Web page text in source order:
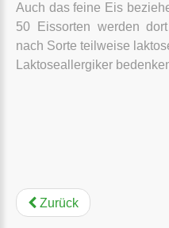
Auch das feine Eis
50 Eissorten werden
nach Sorte teilweise
Laktoseallergiker
Zurück